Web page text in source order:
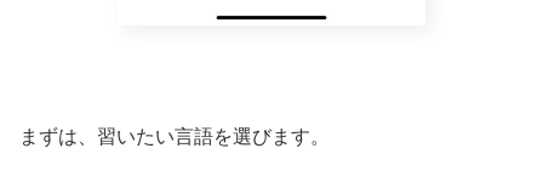
まずは、習いたい言語を選びます。